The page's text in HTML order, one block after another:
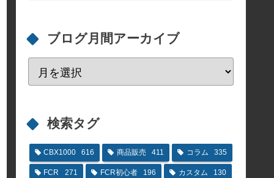
ブログ月間アーカイブ
検索タグ
CBX1000 616 商品販売 411 コラム 335
FCR 271 FCR初心者 196 カスタム 130